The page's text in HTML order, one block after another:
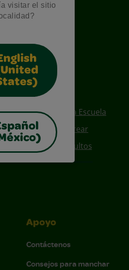
visitar el sitio
of Interest
De Regreso A La Escuela
Para Colorear
Para Adultos
Apoyo
Contáctenos
Consejos para manchar